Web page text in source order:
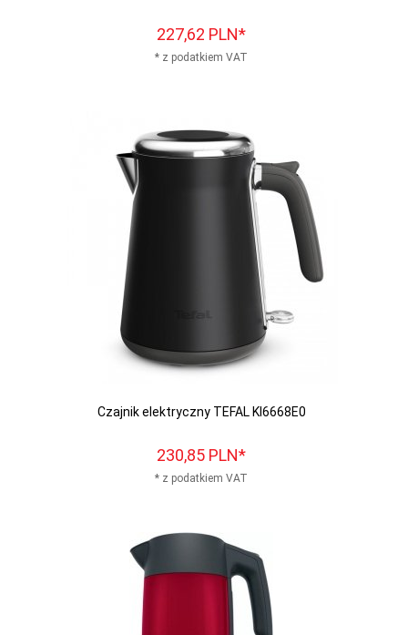
227,62 PLN*
* z podatkiem VAT
Czajnik elektryczny TEFAL KI6668E0
230,85 PLN*
* z podatkiem VAT